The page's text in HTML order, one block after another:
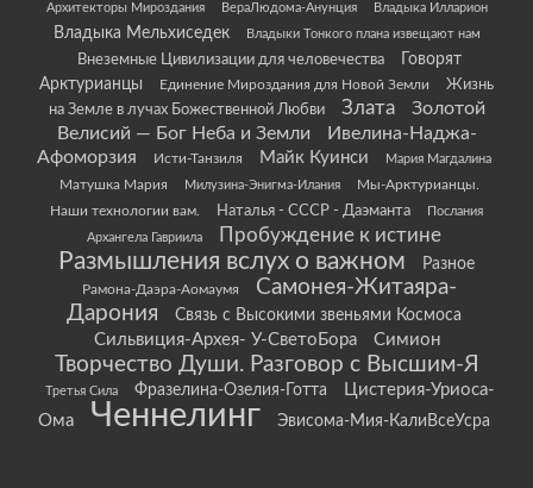
Архитекторы Мироздания ВераЛюдома-Анунция Владыка Илларион
Владыка Мельхиседек Владыки Тонкого плана извещают нам
Внеземные Цивилизации для человечества
Говорят
Арктурианцы
Единение Мироздания для Новой Земли
Жизнь
на Земле в лучах Божественной Любви
Злата
Золотой
Велисий — Бог Неба и Земли
Ивелина-Наджа-
Афоморзия
Исти-Танзиля Майк Куинси Мария Магдалина
Матушка Мария Милузина-Энигма-Илания
Мы-Арктурианцы.
Наши технологии вам.
Наталья - СССР - Даэманта
Послания
Архангела Гавриила
Пробуждение к истине
Размышления вслух о важном Разное
Рамона-Даэра-Аомаумя
Самонея-Житаяра-
Дарония
Связь с Высокими звеньями Космоса
Сильвиция-Архея- У-СветоБора Симион
Творчество Души. Разговор с Высшим-Я
Третья Сила Фразелина-Озелия-Готта
Цистерия-Уриоса-
Ома
Ченнелинг Эвисома-Мия-КалиВсеУсра